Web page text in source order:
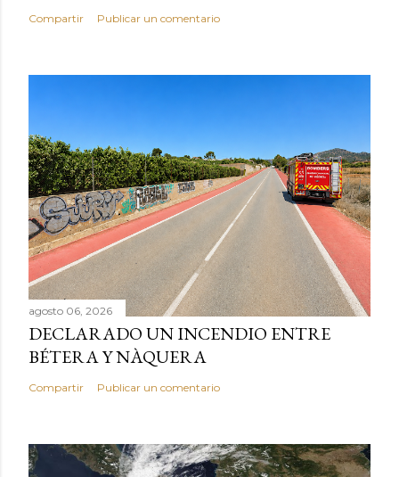
Compartir Publicar un comentario
agosto 06, 2026
DECLARADO UN INCENDIO ENTRE
BÉTERA Y NÀQUERA
Compartir Publicar un comentario